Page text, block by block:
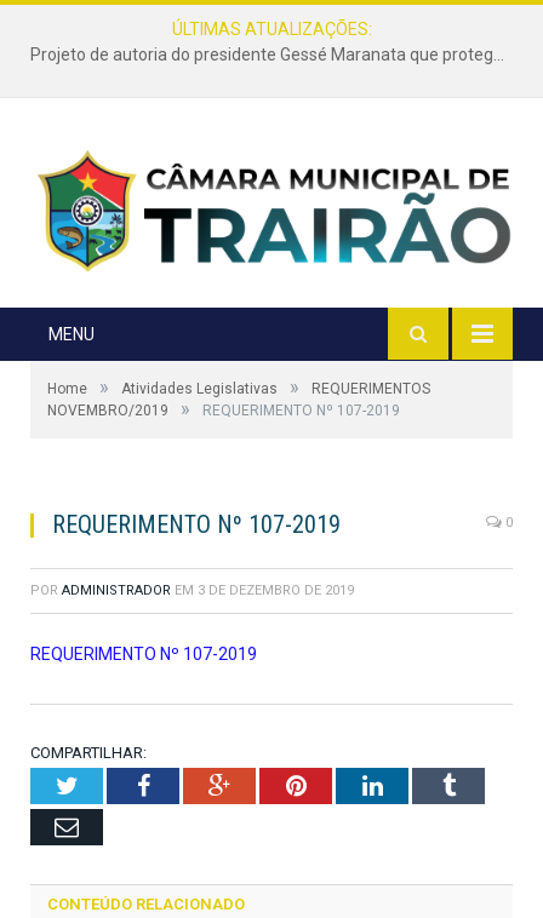
ÚLTIMAS ATUALIZAÇÕES:
Projeto de autoria do presidente Gessé Maranata que protege as estradas vicinais de Trairão é transformado em lei
MENU
Home » Atividades Legislativas »
REQUERIMENTOS
NOVEMBRO/2019
» REQUERIMENTO Nº 107-2019
REQUERIMENTO Nº 107-2019 0
POR ADMINISTRADOR EM 3 DE DEZEMBRO DE 2019
REQUERIMENTO Nº 107-2019
COMPARTILHAR:
TwitterFacebookGoogle+PinterestLinkedInTumblr
Email
CONTEÚDO RELACIONADO